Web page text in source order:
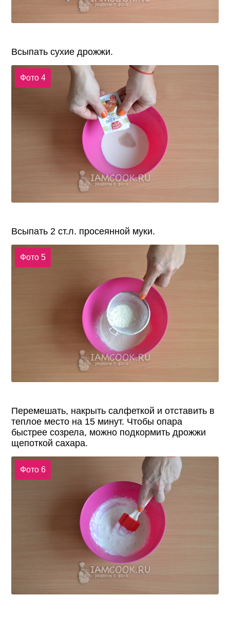
Всыпать сухие дрожжи.
Фото 4
Всыпать 2 ст.л. просеянной муки.
Фото 5
Перемешать, накрыть салфеткой и отставить в
теплое место на 15 минут. Чтобы опара
быстрее созрела, можно подкормить дрожжи
щепоткой сахара.
Фото 6